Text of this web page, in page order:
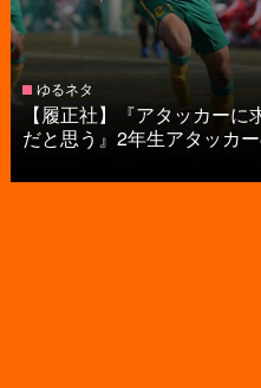
ゆるネタ
【履正社】『アタッカー
だと思う』2年生アタッカ